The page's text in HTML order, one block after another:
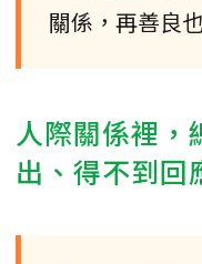
關係，再善良
人際關係裡，
出、得不到回